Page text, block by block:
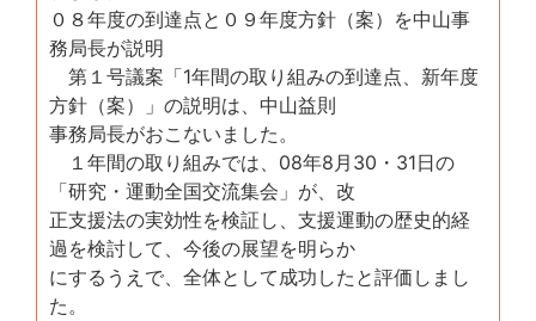
０８年度の到達点と０９年度方針（案）を中山事
務局長が説明
第１号議案「1年間の取り組みの到達点、新年度
方針（案）」の説明は、中山益則
事務局長がおこないました。
１年間の取り組みでは、08年8月30・31日の
「研究・運動全国交流集会」が、改
正支援法の実効性を検証し、支援運動の歴史的経
過を検討して、今後の展望を明らか
にするうえで、全体として成功したと評価しまし
た。